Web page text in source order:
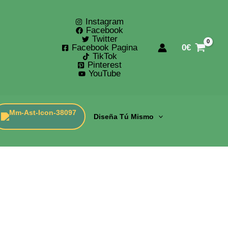
Instagram
Facebook
Twitter
Facebook Pagina
TikTok
Pinterest
YouTube
0€
Diseña Tú Mismo